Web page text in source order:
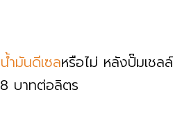
ำมันดีเซลหรือไม่ หลังปั๊มเชลล์
บาทต่อลิตร